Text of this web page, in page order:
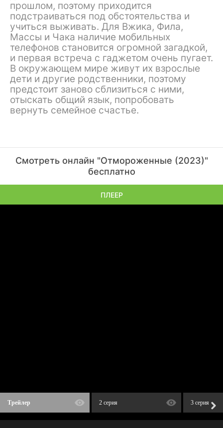
прошлом, поэтому приходится
подстраиваться под обстоятельства и
учиться выживать. Для Вжика, Фила,
Массы и Чака наличие мобильных
телефонов становится огромной загадкой,
и первая встреча с гаджетом очень пугает.
В окружающем мире живут их взрослые
дети и другие родственники, поэтому
предстоит заново сблизиться с ними,
отыскать общий язык, попробовать
вернуть семейное счастье.
Смотреть онлайн "Отмороженные (2023)"
бесплатно
ПЛЕЕР
Трейлер 2 серия 3 серия